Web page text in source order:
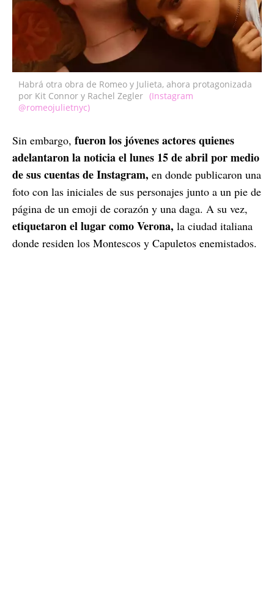
Habrá otra obra de Romeo y Julieta, ahora protagonizada
por Kit Connor y Rachel Zegler (Instagram
@romeojulietnyc)
Sin embargo, fueron los jóvenes actores quienes
adelantaron la noticia el lunes 15 de abril por medio
de sus cuentas de Instagram, en donde publicaron una
foto con las iniciales de sus personajes junto a un pie de
página de un emoji de corazón y una daga. A su vez,
etiquetaron el lugar como Verona, la ciudad italiana
donde residen los Montescos y Capuletos enemistados.